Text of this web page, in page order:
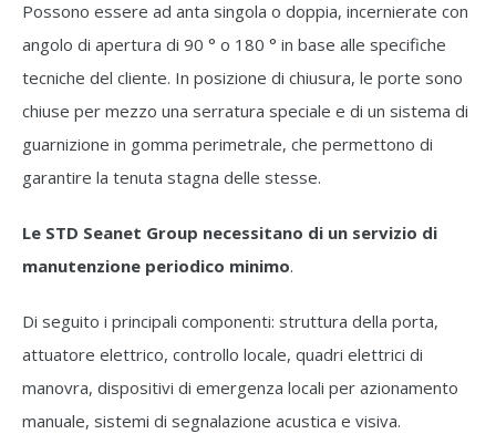
Possono essere ad anta singola o doppia, incernierate con
angolo di apertura di 90 ° o 180 ° in base alle specifiche
tecniche del cliente. In posizione di chiusura, le porte sono
chiuse per mezzo una serratura speciale e di un sistema di
guarnizione in gomma perimetrale, che permettono di
garantire la tenuta stagna delle stesse.
Le STD Seanet Group necessitano di un servizio di
manutenzione periodico minimo.
Di seguito i principali componenti: struttura della porta,
attuatore elettrico, controllo locale, quadri elettrici di
manovra, dispositivi di emergenza locali per azionamento
manuale, sistemi di segnalazione acustica e visiva.